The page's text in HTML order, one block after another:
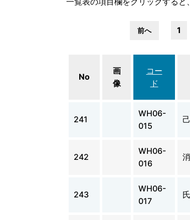
前へ 1
No
画
像
コー
ド
241
WH06-
015
242
WH06-
016
243
WH06-
017